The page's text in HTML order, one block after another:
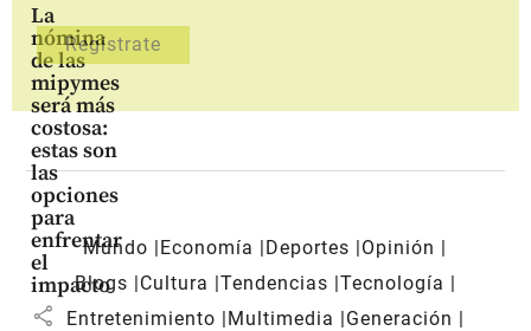
La
nómina
de las
mipymes
será más
costosa:
estas son
las
opciones
para
enfrentar
el
impacto
share
Mundo Economía Deportes
Opinión
Blogs
Cultura Tendencias Tecnología
Entretenimiento
Multimedia
Generación